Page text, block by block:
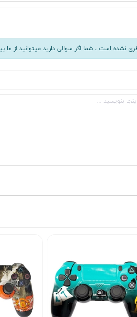
نشده است ، شما اگر سوالی دارید میتوانید از ما